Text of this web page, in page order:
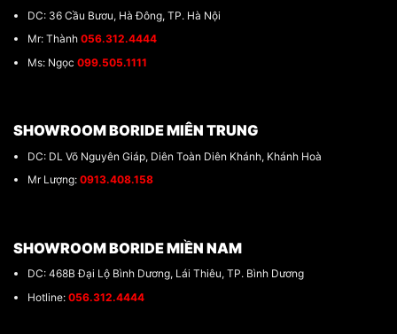
DC: 36 Cầu Bươu, Hà Đông, TP. Hà Nội
Mr: Thành 056.312.4444
Ms: Ngọc 099.505.1111
SHOWROOM BORIDE MIÊN TRUNG
DC: DL Võ Nguyên Giáp, Diên Toàn Diên Khánh, Khánh Hoà
Mr Lượng: 0913.408.158
SHOWROOM BORIDE MIỀN NAM
DC: 468B Đại Lộ Bình Dương, Lái Thiêu, TP. Bình Dương
Hotline: 056.312.4444